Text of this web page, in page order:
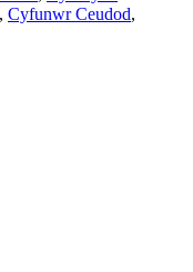
, Cyfunwr Ceudod,